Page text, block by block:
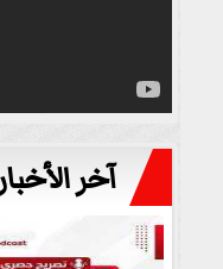
آخر